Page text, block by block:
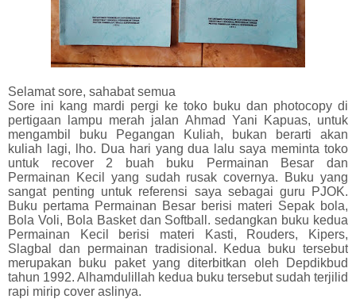
Selamat sore, sahabat semua
Sore ini kang mardi pergi ke toko buku dan photocopy di
pertigaan lampu merah jalan Ahmad Yani Kapuas, untuk
mengambil buku Pegangan Kuliah, bukan berarti akan
kuliah lagi, lho. Dua hari yang dua lalu saya meminta toko
untuk recover 2 buah buku Permainan Besar dan
Permainan Kecil yang sudah rusak covernya. Buku yang
sangat penting untuk referensi saya sebagai guru PJOK.
Buku pertama Permainan Besar berisi materi Sepak bola,
Bola Voli, Bola Basket dan Softball. sedangkan buku kedua
Permainan Kecil berisi materi Kasti, Rouders, Kipers,
Slagbal dan permainan tradisional. Kedua buku tersebut
merupakan buku paket yang diterbitkan oleh Depdikbud
tahun 1992. Alhamdulillah kedua buku tersebut sudah terjilid
rapi mirip cover aslinya.